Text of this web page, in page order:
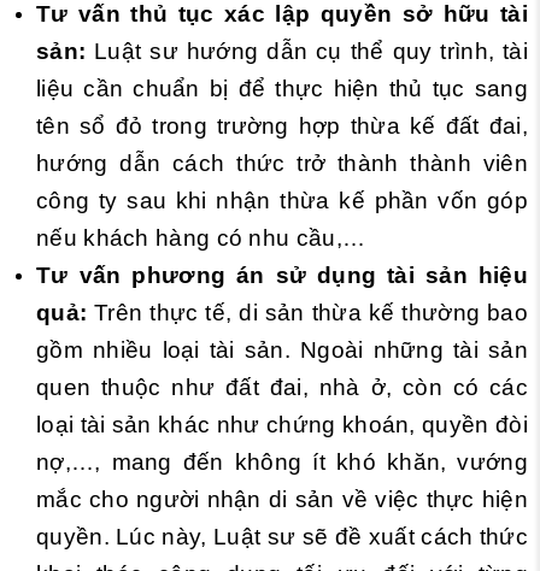
Tư vấn thủ tục xác lập quyền sở hữu tài
sản: Luật sư hướng dẫn cụ thể quy trình, tài
liệu cần chuẩn bị để thực hiện thủ tục sang
tên sổ đỏ trong trường hợp thừa kế đất đai,
hướng dẫn cách thức trở thành thành viên
công ty sau khi nhận thừa kế phần vốn góp
nếu khách hàng có nhu cầu,…
Tư vấn phương án sử dụng tài sản hiệu
quả: Trên thực tế, di sản thừa kế thường bao
gồm nhiều loại tài sản. Ngoài những tài sản
quen thuộc như đất đai, nhà ở, còn có các
loại tài sản khác như chứng khoán, quyền đòi
nợ,…, mang đến không ít khó khăn, vướng
mắc cho người nhận di sản về việc thực hiện
quyền. Lúc này, Luật sư sẽ đề xuất cách thức